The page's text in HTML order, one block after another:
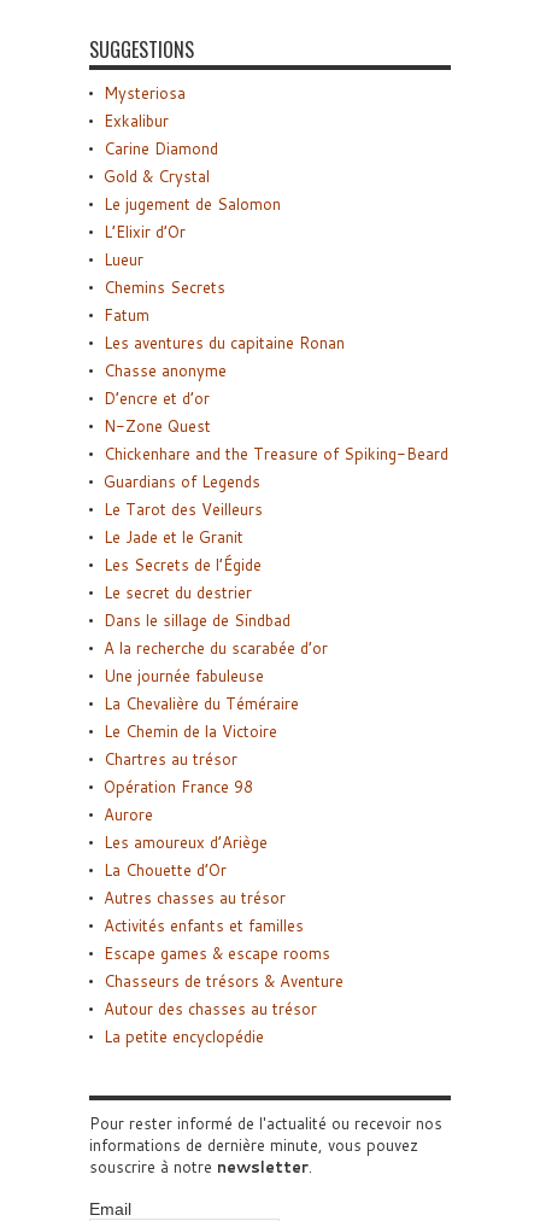
SUGGESTIONS
Mysteriosa
Exkalibur
Carine Diamond
Gold & Crystal
Le jugement de Salomon
L’Elixir d’Or
Lueur
Chemins Secrets
Fatum
Les aventures du capitaine Ronan
Chasse anonyme
D’encre et d’or
N-Zone Quest
Chickenhare and the Treasure of Spiking-Beard
Guardians of Legends
Le Tarot des Veilleurs
Le Jade et le Granit
Les Secrets de l’Égide
Le secret du destrier
Dans le sillage de Sindbad
A la recherche du scarabée d’or
Une journée fabuleuse
La Chevalière du Téméraire
Le Chemin de la Victoire
Chartres au trésor
Opération France 98
Aurore
Les amoureux d’Ariège
La Chouette d’Or
Autres chasses au trésor
Activités enfants et familles
Escape games & escape rooms
Chasseurs de trésors & Aventure
Autour des chasses au trésor
La petite encyclopédie
Pour rester informé de l'actualité ou recevoir nos
informations de dernière minute, vous pouvez
souscrire à notre newsletter.
Email